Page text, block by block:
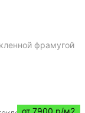
фрамугой
от 7900 р/м2